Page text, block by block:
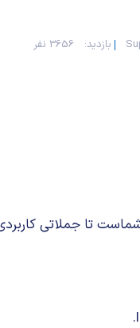
بازدید: 3656 نفر
تا جملاتی